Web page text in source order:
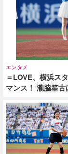
＝LOVE、横浜ス
マンス！ 瀧脇笙
エンタメ